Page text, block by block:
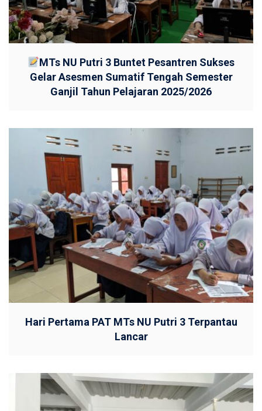
MTs NU Putri 3 Buntet Pesantren Sukses
Gelar Asesmen Sumatif Tengah Semester
Ganjil Tahun Pelajaran 2025/2026
Hari Pertama PAT MTs NU Putri 3 Terpantau
Lancar